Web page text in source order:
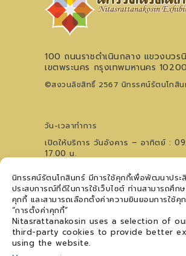
นิทรรศน์รัตนโกสินทร์ มีการใช้คุกกี้เพื่อพัฒนาประ
ประสบการณ์ที่ดีในการใช้เว็บไซต์ ท่านสามารถศึกษ
คุกกี้ และสามารถเลือกตั้งค่าความยินยอมการใช้คุ
“การตั้งค่าคุกกี้”
Nitasrattanakosin uses a selection of
third-party cookies to provide better
using the website.
100 ถนนราชดำเนินกลาง แขวงบวร
เขตพระนคร กรุงเทพมหานคร 10200
©สงวนลิขสิทธิ์ 2567 นิทรรศน์รัตนโกสิน
วัน-เวลาทำการ
เปิดให้บริการ วันอังคาร – อาทิตย์ :
17.00 น.
โทรศัพท์0 2621 0044
สอบถามเวทีการแสดงฯ 09 5476
ติดตามข่าวสาร